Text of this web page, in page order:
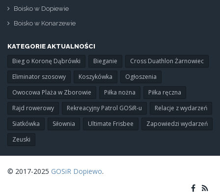
Boisko w Dopiewie
Boisko w Konarzewie
KATEGORIE AKTUALNOŚCI
Bieg o Koronę Dąbrówki Bieganie
Cross Duathlon Żarnowiec
Eliminator szosowy
Koszykówka
Ogłoszenia
Owocowa Plaża w Zborowie
Piłka nożna
Piłka ręczna
Rajd rowerowy
Rekreacyjny Patrol GOSiR-u
Relacje z wydarzeń
Siatkówka
Siłownia Ultimate Frisbee
Zapowiedzi wydarzeń
Zeuski
© 2017-2025 GOSiR Dopiewo.